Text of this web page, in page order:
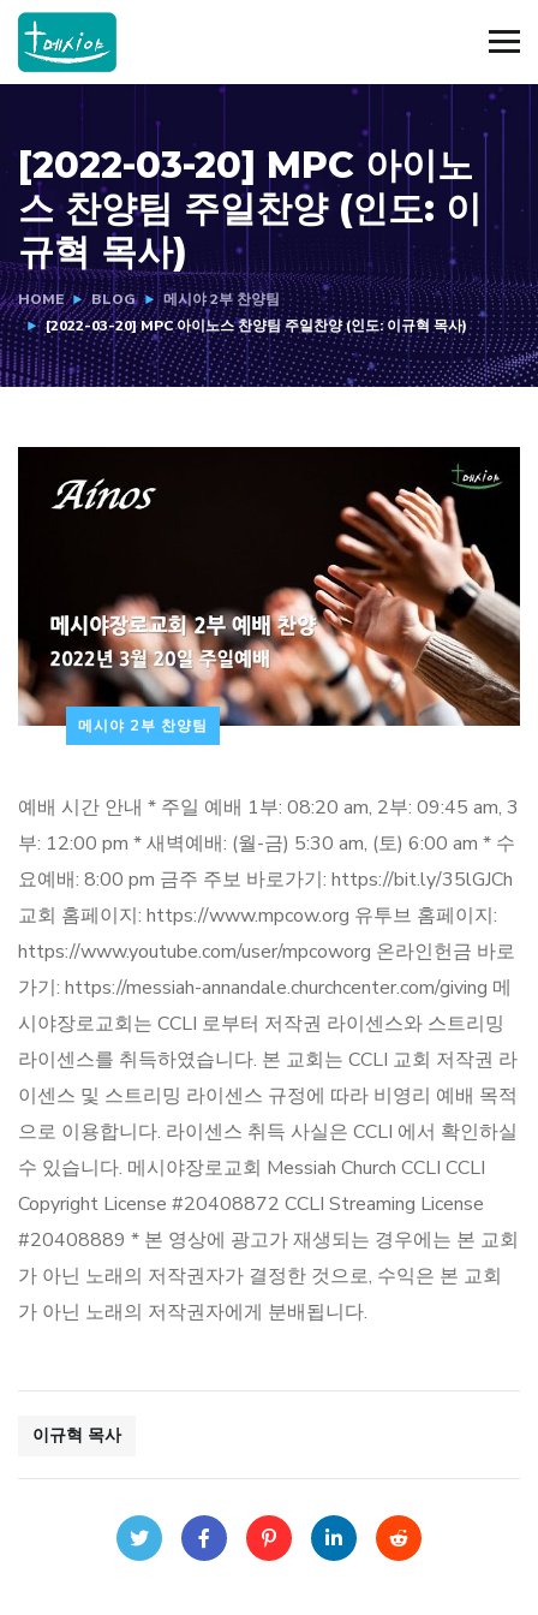
[2022-03-20] MPC 아이노
스 찬양팀 주일찬양 (인도: 이
규혁 목사)
HOME BLOG
메시야 2부 찬양팀
[2022-03-20] MPC 아이노스 찬양팀 주일찬양 (인도: 이규혁 목사)
메시야 2부 찬양팀
예배 시간 안내 * 주일 예배 1부: 08:20 am, 2부: 09:45 am, 3
부: 12:00 pm * 새벽예배: (월-금) 5:30 am, (토) 6:00 am * 수
요예배: 8:00 pm 금주 주보 바로가기: https://bit.ly/35lGJCh
교회 홈페이지: https://www.mpcow.org 유투브 홈페이지:
https://www.youtube.com/user/mpcoworg 온라인헌금 바로
가기: https://messiah-annandale.churchcenter.com/giving 메
시야장로교회는 CCLI 로부터 저작권 라이센스와 스트리밍
라이센스를 취득하였습니다. 본 교회는 CCLI 교회 저작권 라
이센스 및 스트리밍 라이센스 규정에 따라 비영리 예배 목적
으로 이용합니다. 라이센스 취득 사실은 CCLI 에서 확인하실
수 있습니다. 메시야장로교회 Messiah Church CCLI CCLI
Copyright License #20408872 CCLI Streaming License
#20408889 * 본 영상에 광고가 재생되는 경우에는 본 교회
가 아닌 노래의 저작권자가 결정한 것으로, 수익은 본 교회
가 아닌 노래의 저작권자에게 분배됩니다.
이규혁 목사